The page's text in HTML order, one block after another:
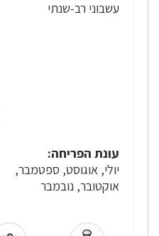
עשבוני רב-שנתי
עונת הפריחה:
יולי, אוגוסט, ספטמבר,
אוקטובר, נובמבר